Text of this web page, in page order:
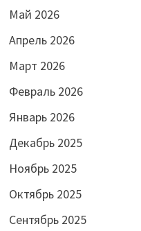
Май 2026
Апрель 2026
Март 2026
Февраль 2026
Январь 2026
Декабрь 2025
Ноябрь 2025
Октябрь 2025
Сентябрь 2025